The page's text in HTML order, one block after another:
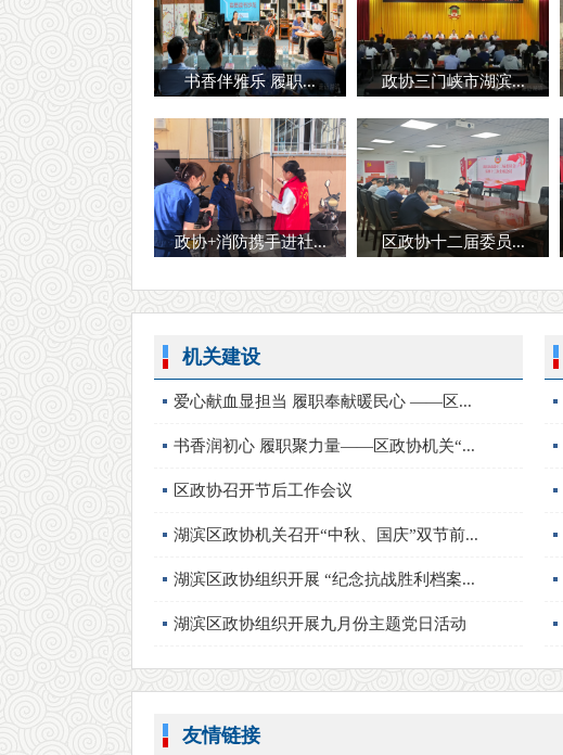
书香伴雅乐 履职... 政协三门峡市湖滨...
政协+消防携手进社... 区政协十二届委员...
机关建设
爱心献血显担当 履职奉献暖民心 ——区...
书香润初心 履职聚力量——区政协机关“...
区政协召开节后工作会议
湖滨区政协机关召开“中秋、国庆”双节前...
湖滨区政协组织开展 “纪念抗战胜利档案...
湖滨区政协组织开展九月份主题党日活动
友情链接